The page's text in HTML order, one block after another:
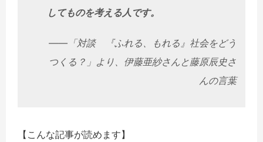
してものを考える人です。
――「対談 『ふれる、もれる』社会をどう
つくる？」より、 伊藤亜紗さんと藤原辰史さ
んの言葉
【こんな記事が読めます】